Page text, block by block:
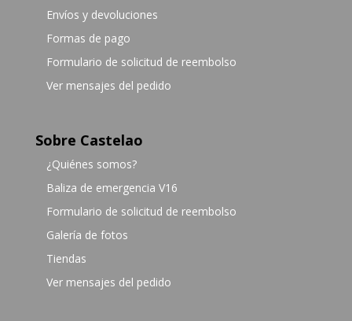
Envíos y devoluciones
Formas de pago
Formulario de solicitud de reembolso
Ver mensajes del pedido
Sobre Castelao
¿Quiénes somos?
Baliza de emergencia V16
Formulario de solicitud de reembolso
Galería de fotos
Tiendas
Ver mensajes del pedido